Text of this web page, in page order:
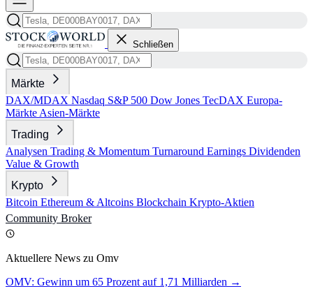
Schließen
Märkte
DAX/MDAX Nasdaq S&P 500 Dow Jones TecDAX Europa-
Märkte Asien-Märkte
Trading
Analysen Trading & Momentum Turnaround Earnings Dividenden
Value & Growth
Krypto
Bitcoin Ethereum & Altcoins Blockchain Krypto-Aktien
Community Broker
Aktuellere News zu Omv
OMV: Gewinn um 65 Prozent auf 1,71 Milliarden →